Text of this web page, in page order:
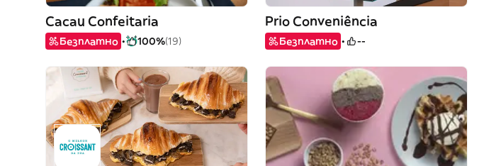
Cacau Confeitaria
Безплатно 100%(19)
Prio Conveniência
Безплатно --